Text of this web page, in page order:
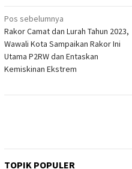
Navigasi
pos
Pos sebelumnya
Rakor Camat dan Lurah Tahun 2023,
Wawali Kota Sampaikan Rakor Ini
Utama P2RW dan Entaskan
Kemiskinan Ekstrem
TOPIK POPULER